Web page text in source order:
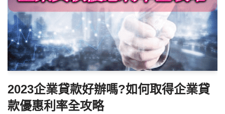
2023企業貸款好辦嗎?如何取得企業貸
款優惠利率全攻略